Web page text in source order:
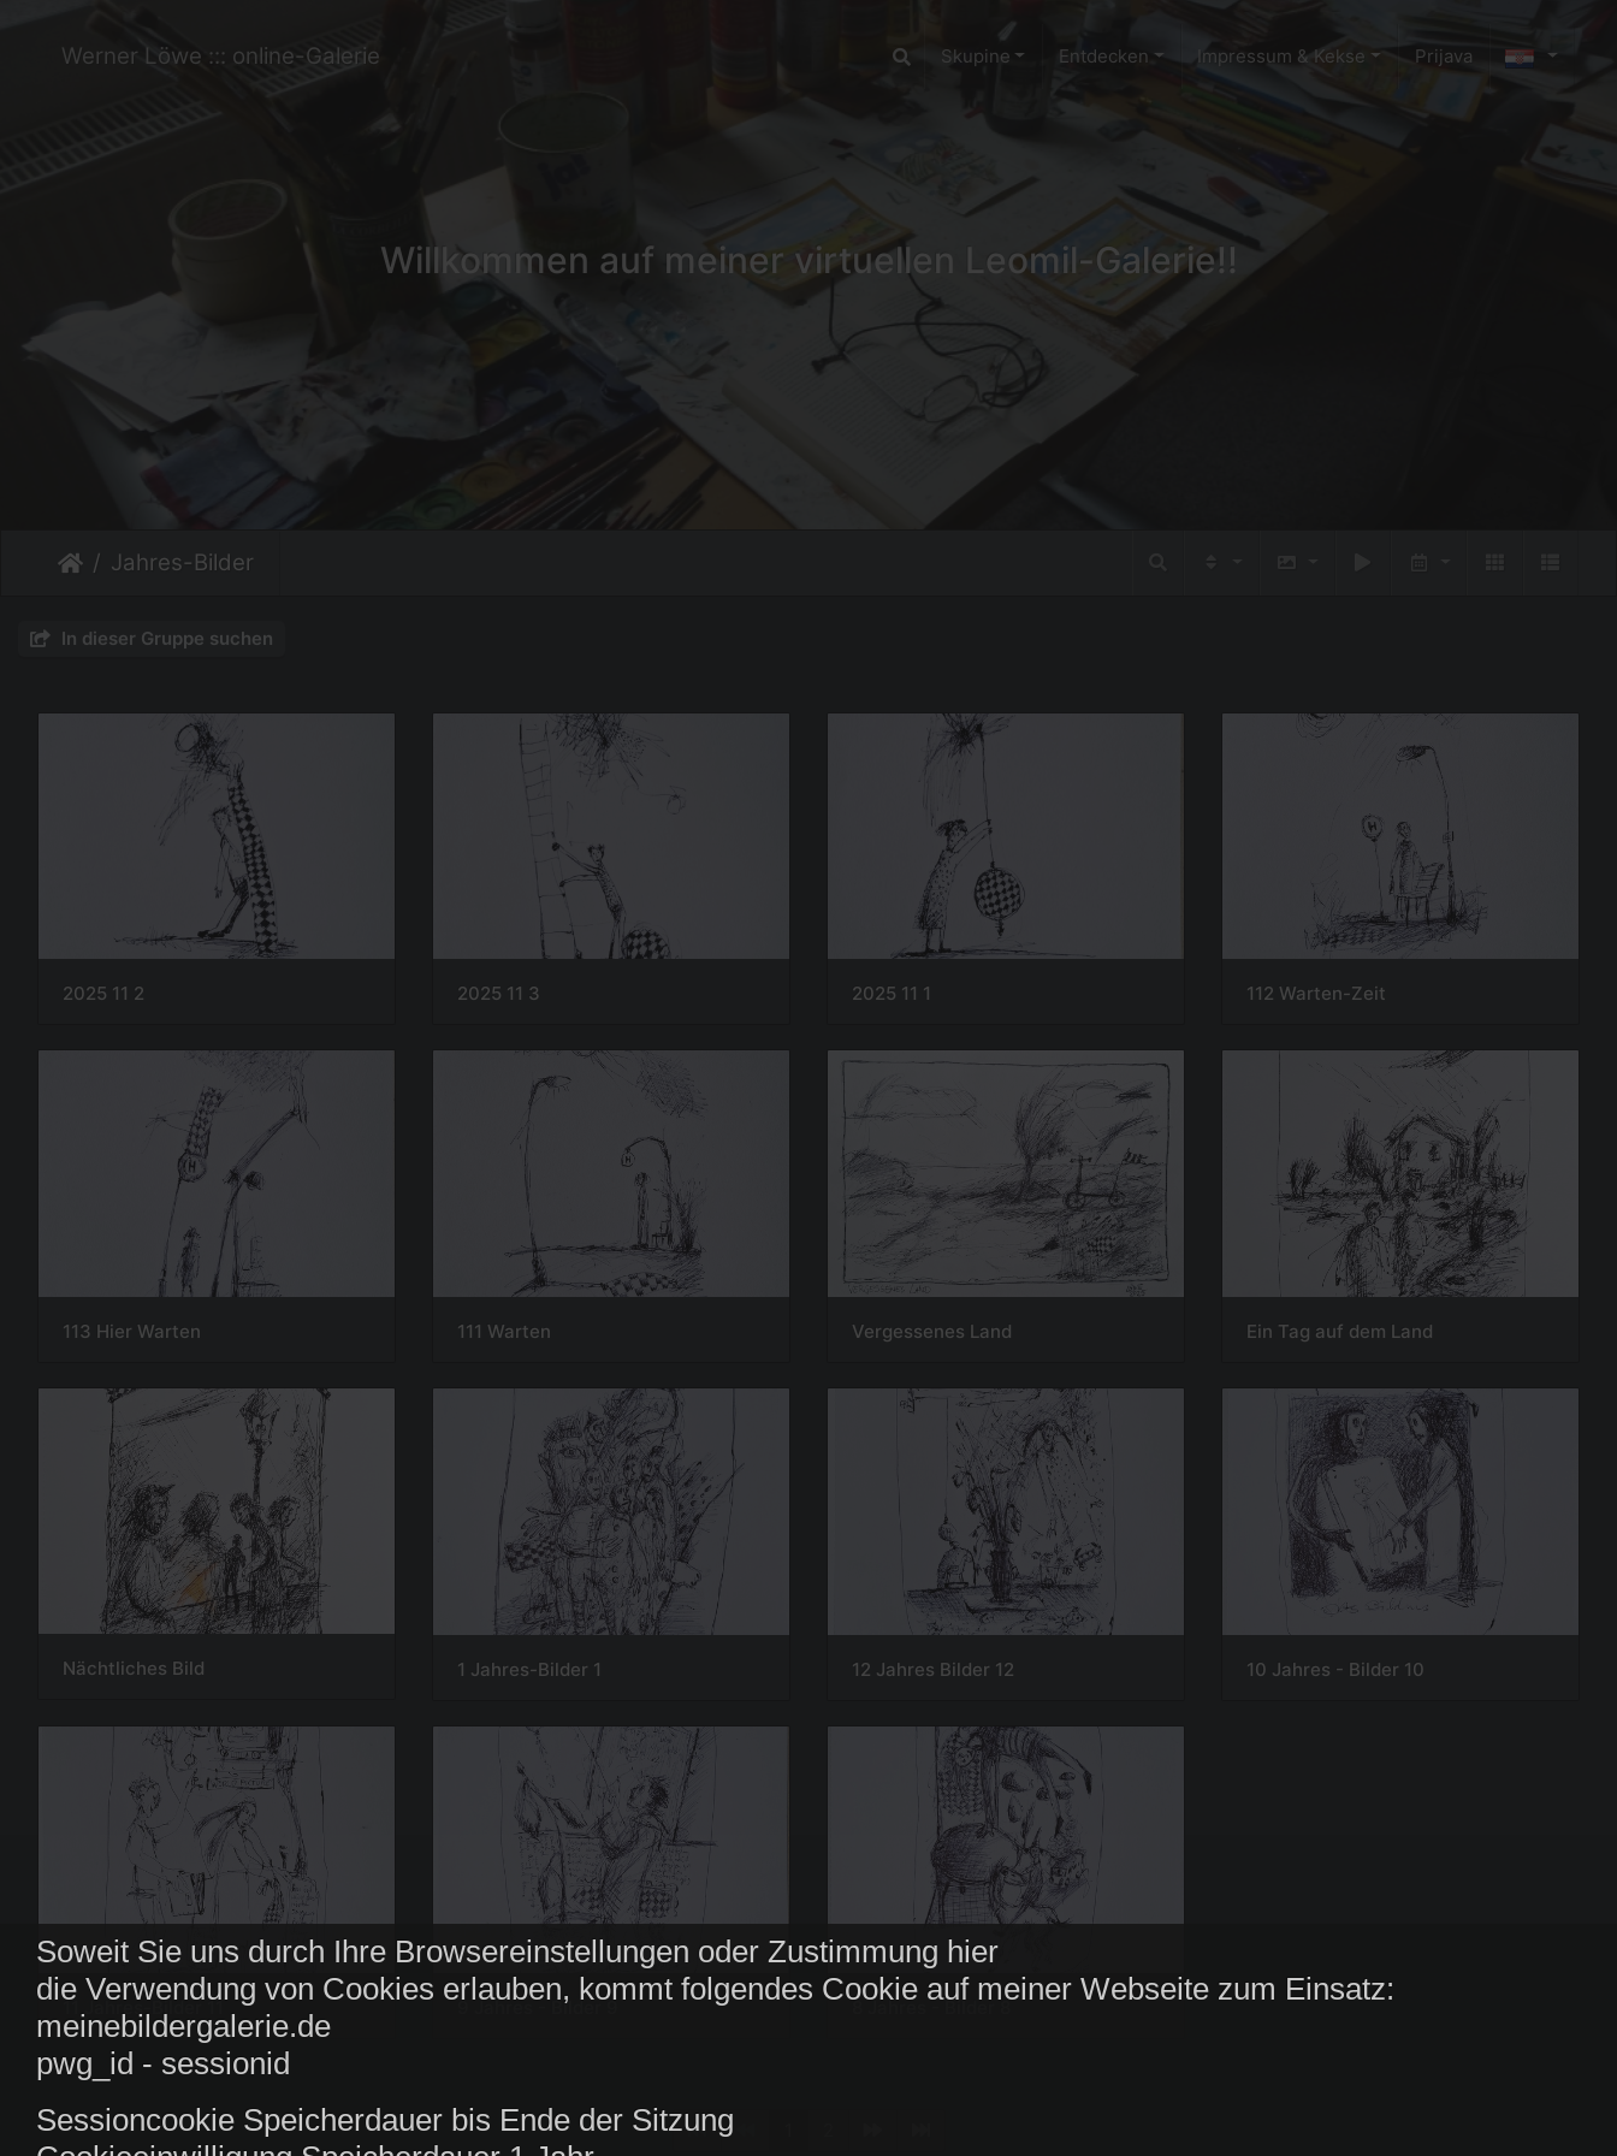
Werner Löwe ::: online-Galerie Skupine Entdecken Impressum & Kekse Prijava
Willkommen auf meiner virtuellen Leomil-Galerie!!
Jahres-Bilder
In dieser Gruppe suchen
Soweit Sie uns durch Ihre Browsereinstellungen oder Zustimmung hier
die Verwendung von Cookies erlauben, kommt folgendes Cookie auf meiner Webseite zum Einsatz:
meinebildergalerie.de
pwg_id - sessionid
Sessioncookie Speicherdauer bis Ende der Sitzung
2025 11 2 2025 11 3 2025 11 1 112 Warten-Zeit
113 Hier Warten 111 Warten Vergessenes Land Ein Tag auf dem Land
Nächtliches Bild 1 Jahres-Bilder 1 12 Jahres Bilder 12 10 Jahres - Bilder 10
11 Jahres-Bilder 11 9 Jahres - Bilder 9 8 Jahres - Bilder 8